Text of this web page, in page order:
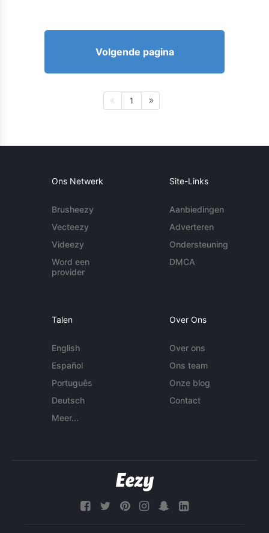
Volgende pagina
1
Ons Netwerk
Brusheezy
Vecteezy
Videezy
Word een
provider
Site-Links
Aanbiedingen
Adverteren
Ondersteuning
DMCA
Talen
English
Español
Português
Deutsch
Meer...
Over Ons
Over ons
Ons team
Onze blog
Contact